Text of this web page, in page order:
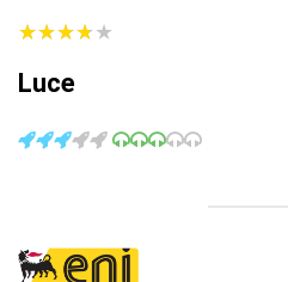
★★★★★
★★★★★
Luce